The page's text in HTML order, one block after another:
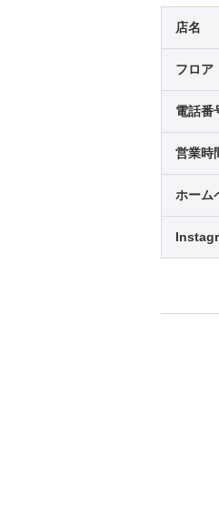
店名
フロア
電話番
営業時
ホーム